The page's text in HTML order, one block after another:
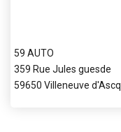
59 AUTO
359 Rue Jules guesde
59650 Villeneuve d'Ascq